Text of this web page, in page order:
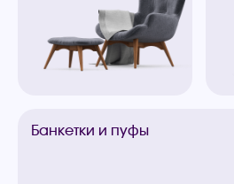
Банкетки и пуфы